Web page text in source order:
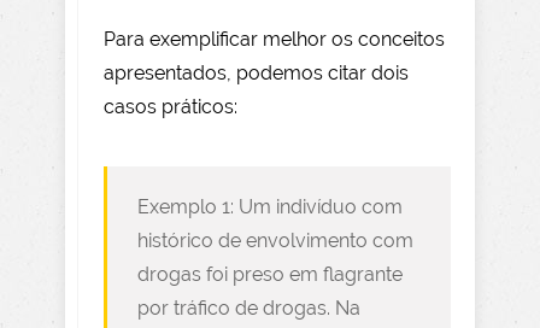
Para exemplificar melhor os conceitos
apresentados, podemos citar dois
casos práticos:
Exemplo 1: Um indivíduo com
histórico de envolvimento com
drogas foi preso em flagrante
por tráfico de drogas. Na